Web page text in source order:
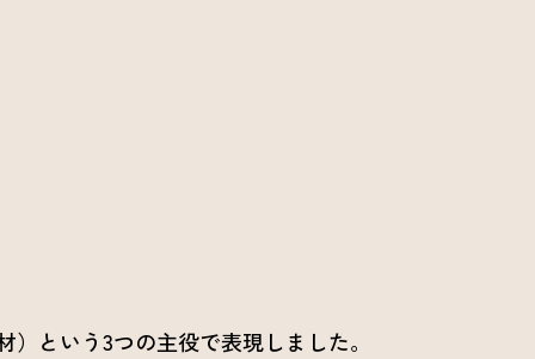
という3つの主役で表現しました。